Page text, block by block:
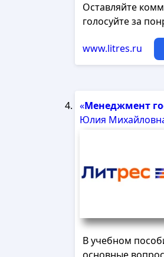
Оставляйте
голосуйте за
www.litres.ru
«Менеджмент
Юлия
В учебном